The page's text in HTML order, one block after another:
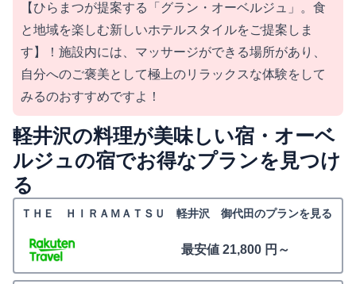
【ひらまつが提案する「グラン・オーベルジュ」。食
と地域を楽しむ新しいホテルスタイルをご提案しま
す】！施設内には、マッサージができる場所があり、
自分へのご褒美として極上のリラックスな体験をして
みるのおすすめですよ！
軽井沢の料理が美味しい宿・オーベ
ルジュの宿でお得なプランを見つけ
る
ＴＨＥ ＨＩＲＡＭＡＴＳＵ 軽井沢 御代田のプランを見る
最安値 21,800 円～